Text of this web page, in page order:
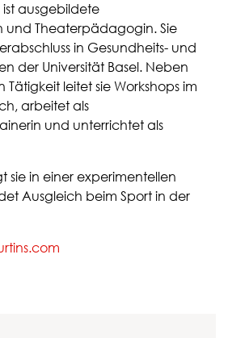
ausgebildete
und Theaterpädagogin. Sie
in Gesundheits- und
der Universität Basel. Neben
Tätigkeit leitet sie Workshops im
arbeitet als
und unterrichtet als
sie in einer experimentellen
Ausgleich beim Sport in der